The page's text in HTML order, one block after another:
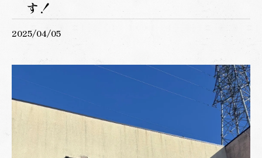
す！
2025/04/05